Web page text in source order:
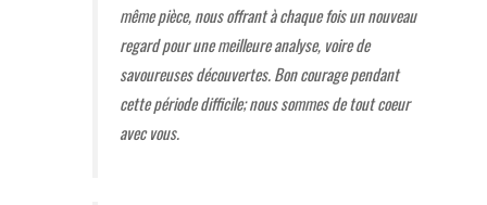
même pièce, nous offrant à chaque fois un nouveau
regard pour une meilleure analyse, voire de
savoureuses découvertes. Bon courage pendant
cette période difficile; nous sommes de tout coeur
avec vous.